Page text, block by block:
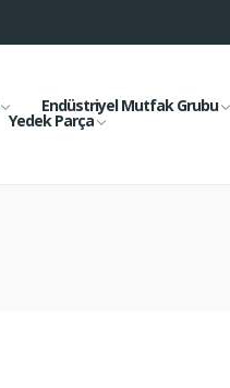
Endüstriyel Mutfak Grubu
Yedek Parça